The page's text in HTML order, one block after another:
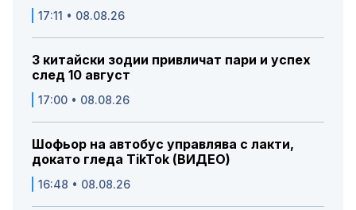
17:11 • 08.08.26
3 китайски зодии привличат пари и успех
след 10 август
17:00 • 08.08.26
Шофьор на автобус управлява с лакти,
докато гледа TikTok (ВИДЕО)
16:48 • 08.08.26